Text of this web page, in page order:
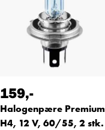
159,-
Halogenpære Premium
H4, 12 V, 60/55, 2 stk.